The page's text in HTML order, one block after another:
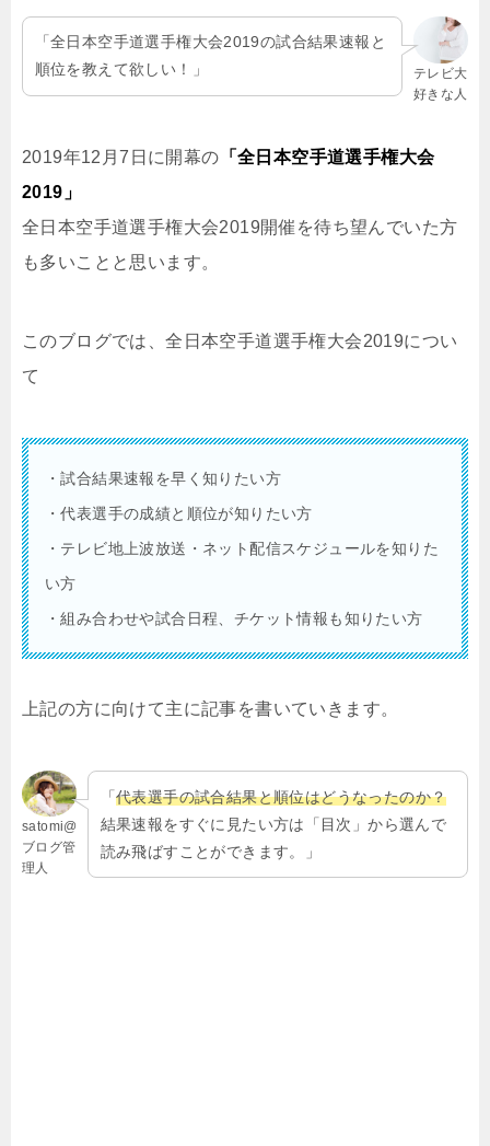
テレビ大
好きな人
「全日本空手道選手権大会2019の試合結果速報と
順位を教えて欲しい！」
2019年12月7日に開幕の 「全日本空手道選手権大会
2019」
全日本空手道選手権大会2019開催を待ち望んでいた方
も多いことと思います。
このブログでは、全日本空手道選手権大会2019につい
て
・試合結果速報を早く知りたい方
・代表選手の成績と順位が知りたい方
・テレビ地上波放送・ネット配信スケジュールを知りた
い方
・組み合わせや試合日程、チケット情報も知りたい方
上記の方に向けて主に記事を書いていきます。
satomi@
ブログ管
理人
「 代表選手の試合結果と順位はどうなったのか？
結果速報をすぐに見たい方は「目次」から選んで
読み飛ばすことができます。」